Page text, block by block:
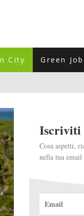
City Green
PER EVITARLI)
L'ITALIA
Iscriviti
Cosa aspetti,
nella tua email